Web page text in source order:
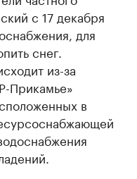
с 17 декабря
для
снег.
из-за
Прикамье»
в